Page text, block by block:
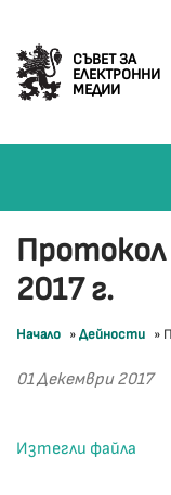
СЪВЕТ ЗА
ЕЛЕКТРОННИ
МЕДИИ
2017 г.
Начало »Дейности »
01 Декември 2017
Изтегли файла